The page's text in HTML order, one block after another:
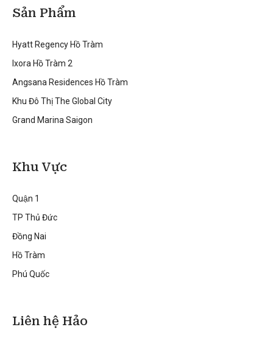
Sản Phẩm
Hyatt Regency Hồ Tràm
Ixora Hồ Tràm 2
Angsana Residences Hồ Tràm
Khu Đô Thị The Global City
Grand Marina Saigon
Khu Vực
Quận 1
TP Thủ Đức
Đồng Nai
Hồ Tràm
Phú Quốc
Liên hệ Hảo